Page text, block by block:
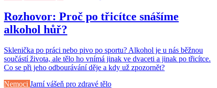
Rozhovor: Proč po třicítce snášíme
alkohol hůř?
Sklenička po práci nebo pivo po sportu? Alkohol je u nás běžnou
součástí života, ale tělo ho vnímá jinak ve dvaceti a jinak po třicítce.
Co se při jeho odbourávání děje a kdy už zpozornět?
Nemoci Jarní vášeň pro zdravé tělo